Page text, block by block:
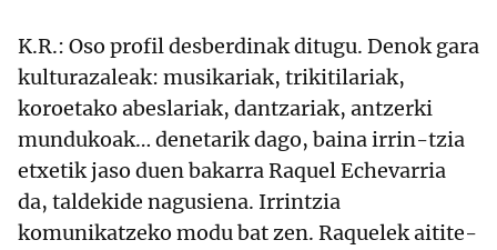
K.R.: Oso profil desberdinak ditugu. Denok gara
kulturazaleak: musikariak, trikitilariak,
koroetako abeslariak, dantzariak, antzerki
mundukoak… denetarik dago, baina irrin-tzia
etxetik jaso duen bakarra Raquel Echevarria
da, taldekide nagusiena. Irrintzia
komunikatzeko modu bat zen. Raquelek aitite-